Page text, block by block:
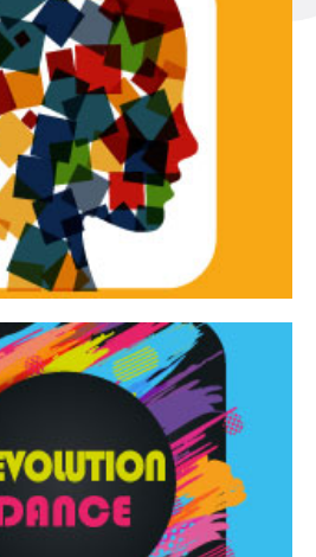
dinamiche
è una rassegna di teatro
e sperimentale.
Continua
Dance
contemporanea – I Edizione